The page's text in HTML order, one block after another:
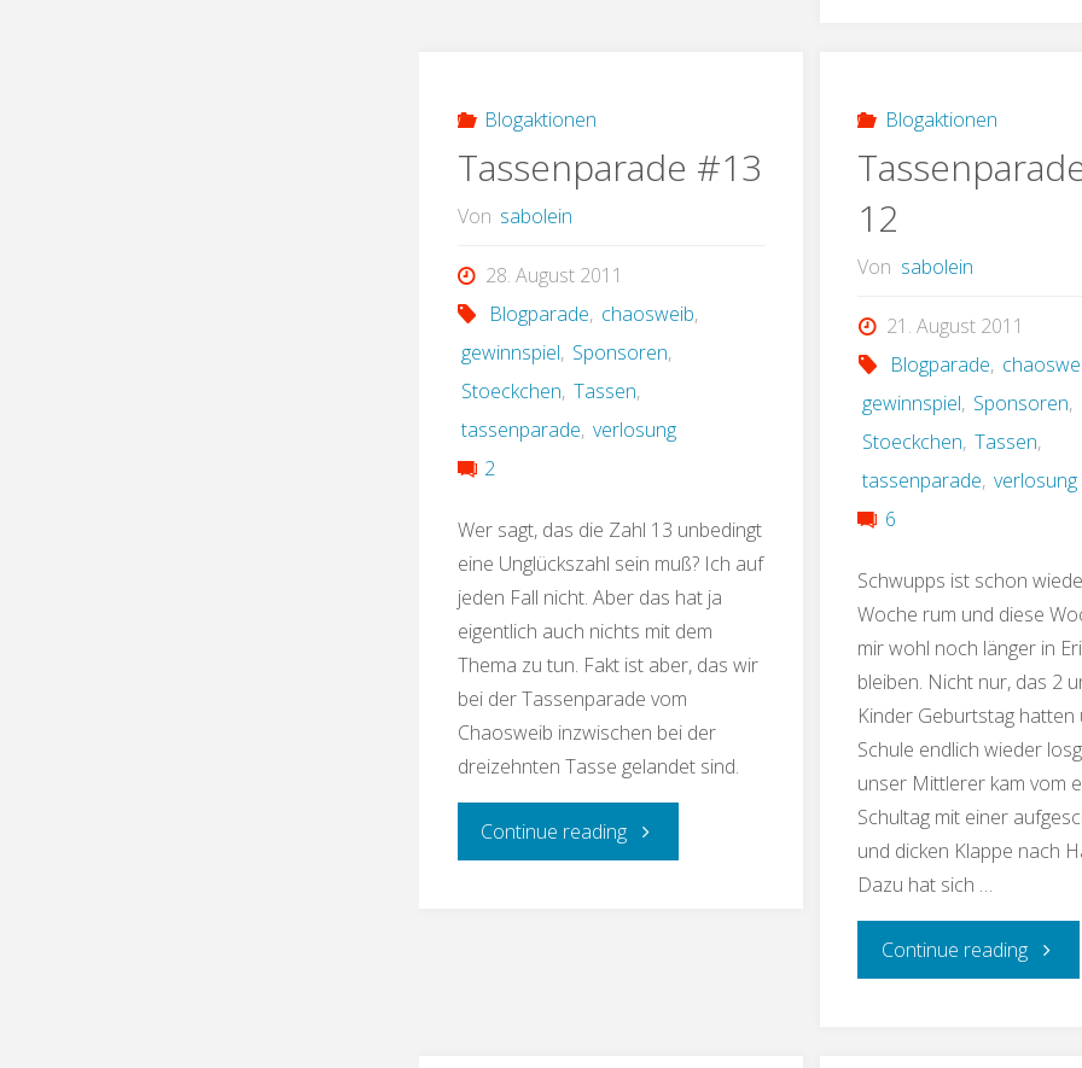
Blogaktionen
Tassenparade #13
Von sabolein
28. August 2011
Blogparade, chaosweib,
gewinnspiel, Sponsoren,
Stoeckchen, Tassen,
tassenparade, verlosung
2
Wer sagt, das die Zahl 13 unbedingt
eine Unglückszahl sein muß? Ich auf
jeden Fall nicht. Aber das hat ja
eigentlich auch nichts mit dem
Thema zu tun. Fakt ist aber, das wir
bei der Tassenparade vom
Chaosweib inzwischen bei der
dreizehnten Tasse gelandet sind.
Continue reading"Tassenparade
Blogaktionen
12
Von sabolein
21. August 2011
Blogparade,
gewinnspiel, Sponsoren,
Stoeckchen, Tassen,
tassenparade, verlosung
6
Schwupps ist schon
Woche rum und diese
mir wohl noch länger in
bleiben. Nicht nur, das 2
Kinder Geburtstag hatten
Schule endlich wieder
unser Mittlerer kam vom
Schultag mit einer
und dicken Klappe nach
Dazu hat sich …
Continue reading